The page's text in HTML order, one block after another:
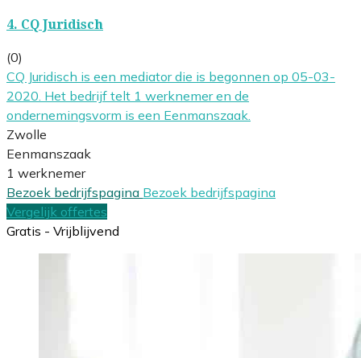
4. CQ Juridisch
(0)
CQ Juridisch is een mediator die is begonnen op 05-03-
2020. Het bedrijf telt 1 werknemer en de
ondernemingsvorm is een Eenmanszaak.
Zwolle
Eenmanszaak
1 werknemer
Bezoek bedrijfspagina Bezoek bedrijfspagina
Vergelijk offertes
Gratis - Vrijblijvend